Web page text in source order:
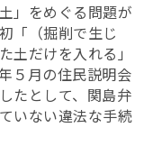
土」をめぐる問題が
「（掘削で生じ
土だけを入れる」
５月の住民説明会
として、 関島弁
いない違法な手続